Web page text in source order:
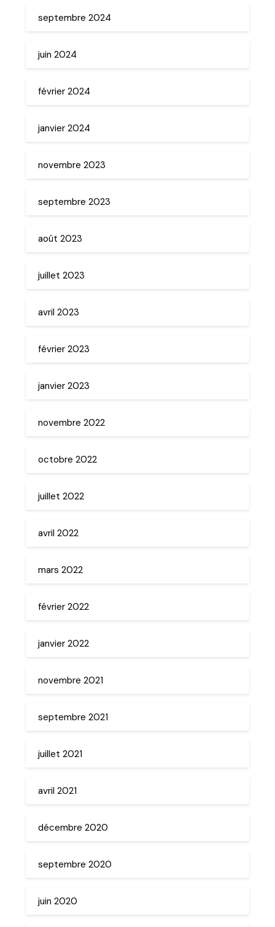
septembre 2024
juin 2024
février 2024
janvier 2024
novembre 2023
septembre 2023
août 2023
juillet 2023
avril 2023
février 2023
janvier 2023
novembre 2022
octobre 2022
juillet 2022
avril 2022
mars 2022
février 2022
janvier 2022
novembre 2021
septembre 2021
juillet 2021
avril 2021
décembre 2020
septembre 2020
juin 2020